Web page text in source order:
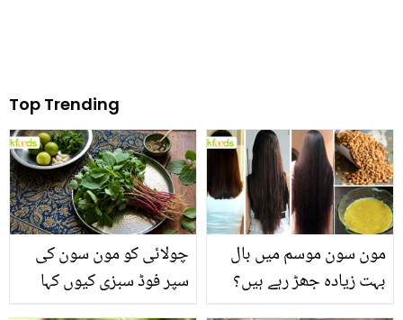
Top Trending
چولائی کو مون سون کی
سپر فوڈ سبزی کیوں کہا
مون سون موسم میں بال
بہت زیادہ جھڑ رہے ہیں؟